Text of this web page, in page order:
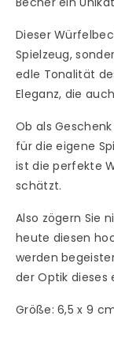
Dieser
Spielzeug,
edle Tonalität
Eleganz, die
Ob als
für die eigene
ist die perfekte
schätzt.
Also zögern Sie
heute diesen
werden
der Optik dieses
Größe: 6,5 x 9